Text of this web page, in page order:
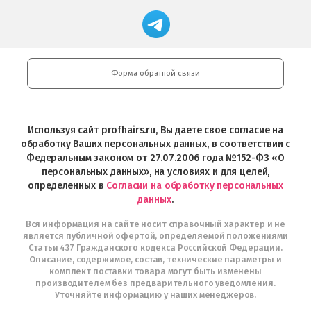
Professional
загрузить
Play
Магазин
профессиональной
Professional
и
Интернет-
Telegram
Форма обратной связи
Используя сайт profhairs.ru, Вы даете свое согласие на
обработку Ваших персональных данных, в соответствии с
Федеральным законом от 27.07.2006 года №152-ФЗ «О
персональных данных», на условиях и для целей,
определенных в Согласии на обработку персональных
данных.
Вся информация на сайте носит справочный характер и не
является публичной офертой, определяемой положениями
Статьи 437 Гражданского кодекса Российской Федерации.
Описание, содержимое, состав, технические параметры и
комплект поставки товара могут быть изменены
производителем без предварительного уведомления.
Уточняйте информацию у наших менеджеров.